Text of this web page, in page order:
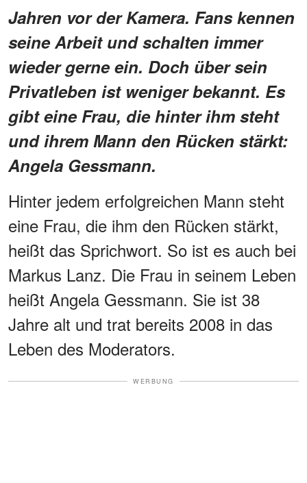
Jahren vor der Kamera. Fans kennen
seine Arbeit und schalten immer
wieder gerne ein. Doch über sein
Privatleben ist weniger bekannt. Es
gibt eine Frau, die hinter ihm steht
und ihrem Mann den Rücken stärkt:
Angela Gessmann.
Hinter jedem erfolgreichen Mann steht
eine Frau, die ihm den Rücken stärkt,
heißt das Sprichwort. So ist es auch bei
Markus Lanz. Die Frau in seinem Leben
heißt Angela Gessmann. Sie ist 38
Jahre alt und trat bereits 2008 in das
Leben des Moderators.
WERBUNG